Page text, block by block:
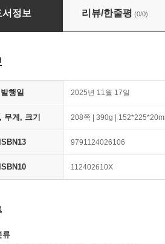
TM 영업으로 10억 버는 비법
서정보 리뷰/한줄평 (0/0)
발행일 2025년 11월 17일
무게, 크기 208쪽 | 390g |
ISBN13 9791124026106
ISBN10 112402610X
류